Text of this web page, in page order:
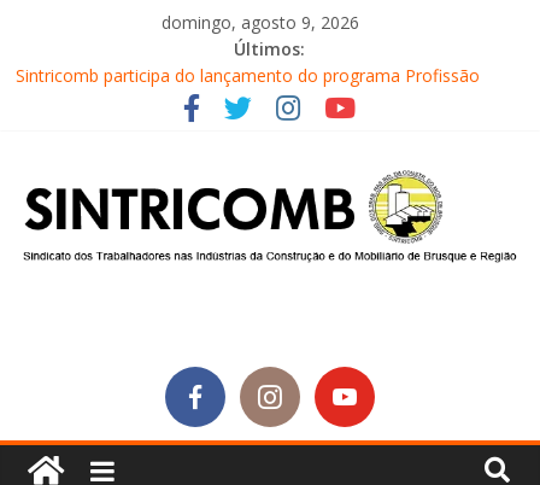
domingo, agosto 9, 2026
Últimos:
Sintricomb participa do lançamento do programa Profissão
Construir em Brusque
Equipe do SINTRICOMB realiza mais uma edição do Café na
Conselho Fiscal do SINTRICOMB realiza avaliação das contas do
sindicato
Diretores do SINTRICOMB são eleitos para a direção da Nova
Central Sindical de SC